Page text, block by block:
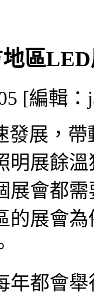
區
[編輯：
發展，
明展餘
展會都
的展會
年都會